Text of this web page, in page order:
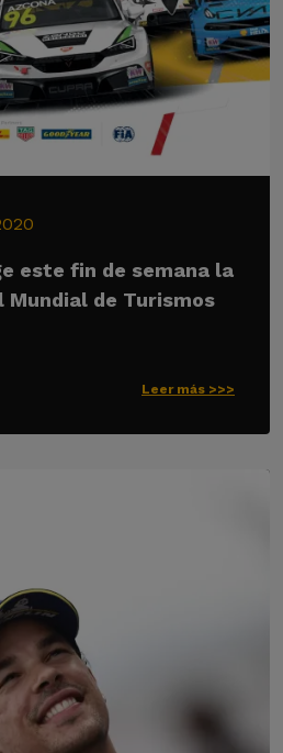
este fin de semana la
Mundial de Turismos
Leer más >>>